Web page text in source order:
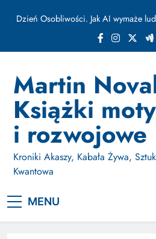
Jak Budować Myślokształty
Jak Projektować i Aktywować
Osiągania Celów w Codziennym
Dzień Osobliwości. Jak AI wymaże
ułamku sekundy
Jak Budować Myślokształty Powodzenia
Jak Projektować i Aktywować
Osiągania Celów w Codziennym
Martin
Książki
i rozwojowe
Kroniki Akaszy, Kabała Żywa,
Kwantowa
MENU